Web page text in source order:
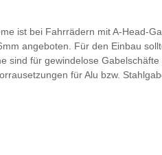
ist bei Fahrrädern mit A-Head-
angeboten. Für den Einbau
sind für gewindelose
für Alu bzw.